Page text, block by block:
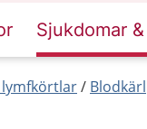
Sjukdomar
Blodkärl